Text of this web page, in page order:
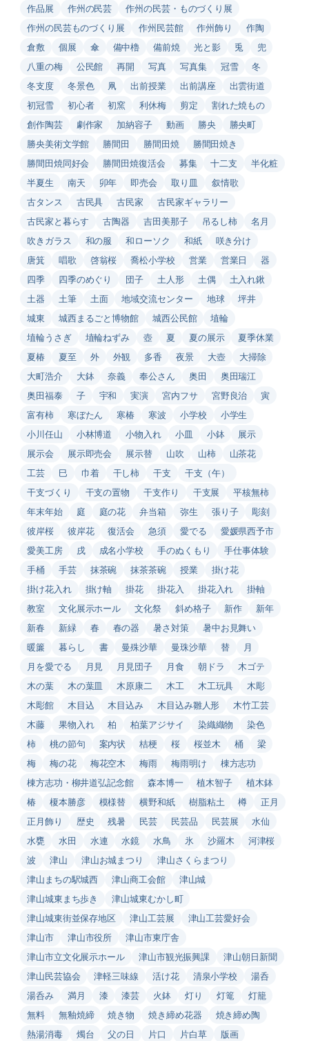
作品展
作州の民芸
作州の民芸・ものづくり展
作州の民芸ものづくり展
作州民芸館 作州飾り
作陶
倉敷
個展 傘 備中櫓 備前焼 光と影 兎
兜
八重の梅
公民館 再開 写真 写真集 冠雪
冬
冬支度
冬景色 凧 出前授業 出前講座
出雲街道
初冠雪
初心者 初窯 利休梅 剪定
割れた焼もの
創作陶芸
劇作家 加納容子 動画 勝央
勝央町
勝央美術文学館
勝間田 勝間田焼
勝間田焼き
勝間田焼同好会
勝間田焼復活会 募集 十二支
半化粧
半夏生
南天 卯年 即売会 取り皿
叙情歌
古タンス
古民具 古民家
古民家ギャラリー
古民家と暮らす
古陶器 吉田美那子 吊るし柿
名月
吹きガラス
和の服 和ローソク 和紙
咲き分け
唐箕
唱歌 啓翁桜 喬松小学校 営業 営業日
器
四季
四季のめぐり 団子 土人形 土偶
土入れ鍬
土器
土筆 土面 地域交流センター 地球
坪井
城東
城西まるごと博物館 城西公民館
埴輪
埴輪うさぎ
埴輪ねずみ 壺 夏 夏の展示
夏季休業
夏椿
夏至 外 外観 多香 夜景 大壺
大掃除
大町浩介
大鉢 奈義 奉公さん 奥田
奥田瑞江
奥田福泰
子 宇和 実演 宮内フサ 宮野良治
寅
富有柿
寒ぼたん 寒椿 寒波 小学校
小学生
小川任山
小林博道 小物入れ 小皿 小鉢
展示
展示会
展示即売会 展示替 山吹 山柿
山茶花
工芸
巳 巾着 干し柿 干支
干支（午）
干支づくり
干支の置物 干支作り 干支展
平核無柿
年末年始
庭 庭の花 弁当箱 弥生 張り子
彫刻
彼岸桜
彼岸花 復活会 急須 愛でる
愛媛県西予市
愛美工房
戌 成名小学校 手のぬくもり
手仕事体験
手桶
手芸 抹茶碗 抹茶茶碗 授業
掛け花
掛け花入れ
掛け軸 掛花 掛花入 掛花入れ
掛軸
教室
文化展示ホール 文化祭 斜め格子 新作
新年
新春
新緑 春 春の器 暑さ対策
暑中お見舞い
暖簾
暮らし 書 曼殊沙華 曼珠沙華 替
月
月を愛でる
月見 月見団子 月食 朝ドラ
木ゴテ
木の葉
木の葉皿 木原康二 木工 木工玩具
木彫
木彫館
木目込 木目込み 木目込み雛人形
木竹工芸
木藤
果物入れ 柏 柏葉アジサイ 染織織物
染色
柿
桃の節句 案内状 桔梗 桜 桜並木 桶
梁
梅
梅の花 梅花空木 梅雨 梅雨明け
棟方志功
棟方志功・柳井道弘記念館
森本博一 植木智子
植木鉢
椿
榎本勝彦 模様替 横野和紙 樹脂粘土 樽
正月
正月飾り
歴史 残暑 民芸 民芸品 民芸展
水仙
水甕
水田 水連 水鏡 水鳥 氷 沙羅木
河津桜
波
津山 津山お城まつり
津山さくらまつり
津山まちの駅城西
津山商工会館
津山城
津山城東まち歩き
津山城東むかし町
津山城東街並保存地区
津山工芸展
津山工芸愛好会
津山市
津山市役所
津山市東庁舎
津山市立文化展示ホール
津山市観光振興課
津山朝日新聞
津山民芸協会
津軽三味線 活け花 清泉小学校
湯呑
湯呑み
満月 漆 漆芸 火鉢 灯り 灯篭
灯籠
無料
無釉焼締 焼き物 焼き締め花器
焼き締め陶
熱湯消毒
燭台 父の日 片口 片白草 版画